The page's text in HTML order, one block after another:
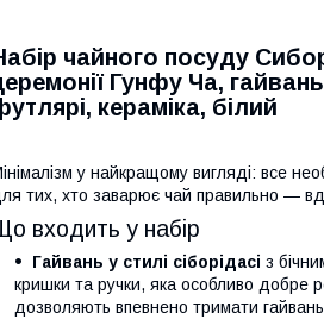
чайного посуду
Гунфу Ча,
кераміка, білий
у найкращому вигляді: все
тих, хто заварює чай правильно —
входить у набір
Гайвань у стилі сіборідасі з
кришки та ручки, яка особливо добре
дозволяють впевнено тримати